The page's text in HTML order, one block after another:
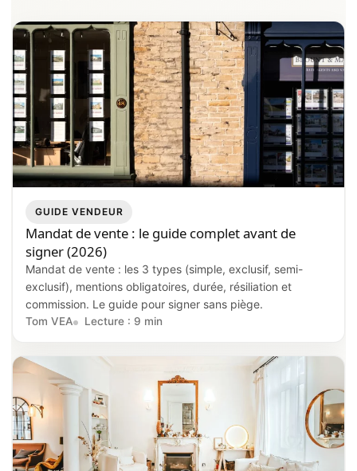
GUIDE VENDEUR
Mandat de vente : le guide complet avant de
signer (2026)
Mandat de vente : les 3 types (simple, exclusif, semi-
exclusif), mentions obligatoires, durée, résiliation et
commission. Le guide pour signer sans piège.
Tom VEA Lecture : 9 min